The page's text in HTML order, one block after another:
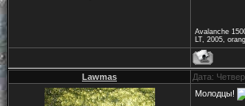
Avalanche
LT, 2005,
Lawmas Дата:
Молодцы!